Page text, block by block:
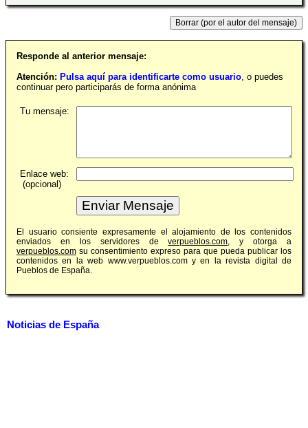
Responde al anterior mensaje:
Atención: Pulsa aquí para identificarte como usuario, o puedes
continuar pero participarás de forma anónima
Tu mensaje:
Enlace web:
(opcional)
El usuario consiente expresamente el alojamiento de los contenidos
enviados en los servidores deverpueblos.com, y otorga a
verpueblos.com su consentimiento expreso para que pueda publicar los
contenidos en la web www.verpueblos.com y en la revista digital de
Pueblos de España.
Noticias de España